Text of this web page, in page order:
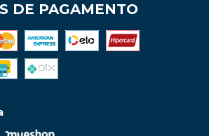
DE PAGAMENTO